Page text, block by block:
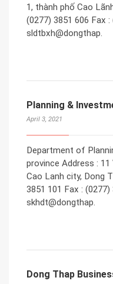
1, thành phố Cao
(0277) 3851 606 Fax
sldtbxh@dongthap.
Planning &
April 3, 2021
Department of
province Address :
Cao Lanh city, Dong
3851 101 Fax : (0277)
skhdt@dongthap.
Dong Thap